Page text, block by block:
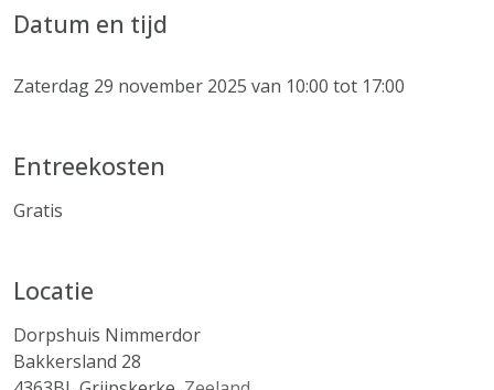
Datum en tijd
Zaterdag 29 november 2025 van 10:00 tot 17:00
Entreekosten
Gratis
Locatie
Dorpshuis Nimmerdor
Bakkersland 28